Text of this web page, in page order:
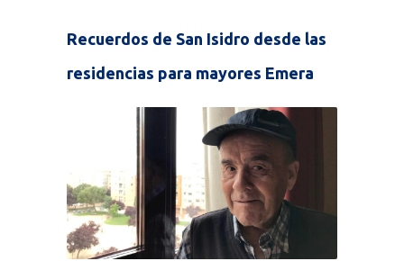
Recuerdos de San Isidro desde las
residencias para mayores Emera